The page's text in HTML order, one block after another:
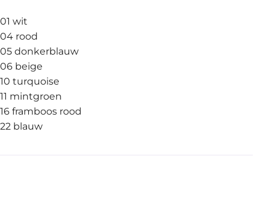
01 wit
04 rood
05 donkerblauw
06 beige
10 turquoise
11 mintgroen
16 framboos rood
22 blauw